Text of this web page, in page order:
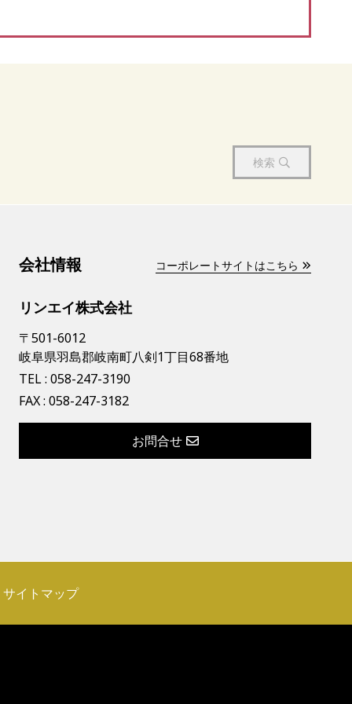
検索
会社情報 コーポレートサイトはこちら
リンエイ株式会社
〒501-6012
岐阜県羽島郡岐南町八剣1丁目68番地
TEL : 058-247-3190
FAX : 058-247-3182
お問合せ
サイトマップ